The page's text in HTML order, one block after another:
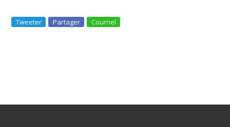
Tweeter Partager Courriel